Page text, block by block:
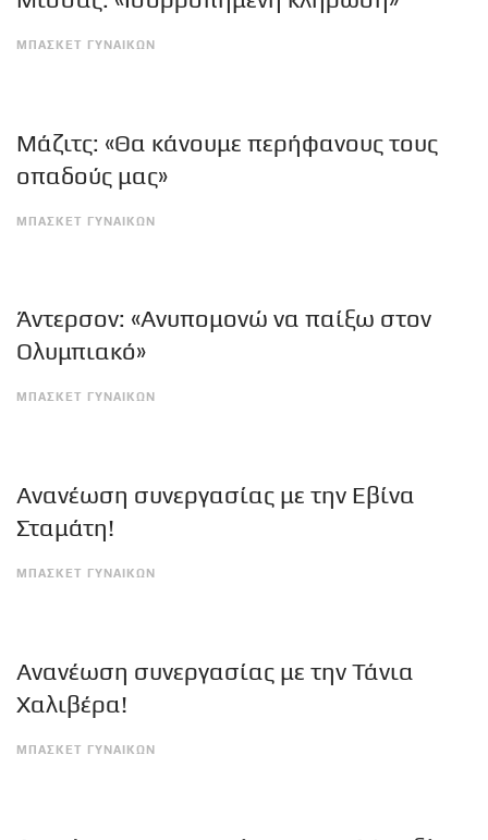
ΜΠΑΣΚΕΤ ΓΥΝΑΙΚΩΝ
Μάζιτς: «Θα κάνουμε περήφανους τους
οπαδούς μας»
ΜΠΑΣΚΕΤ ΓΥΝΑΙΚΩΝ
Άντερσον: «Ανυπομονώ να παίξω στον
Ολυμπιακό»
ΜΠΑΣΚΕΤ ΓΥΝΑΙΚΩΝ
Ανανέωση συνεργασίας με την Εβίνα
Σταμάτη!
ΜΠΑΣΚΕΤ ΓΥΝΑΙΚΩΝ
Ανανέωση συνεργασίας με την Τάνια
Χαλιβέρα!
ΜΠΑΣΚΕΤ ΓΥΝΑΙΚΩΝ